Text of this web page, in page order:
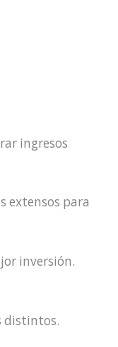
ingresos
extensos para
inversión.
distintos.